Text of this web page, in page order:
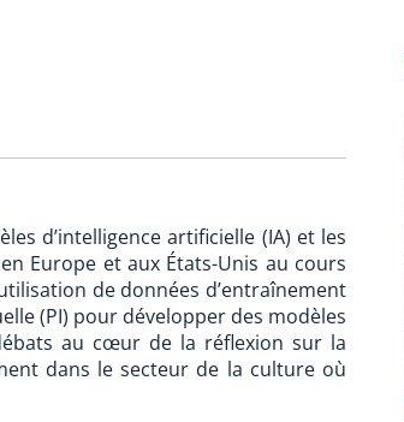
d’intelligence artificielle (IA) et les
Europe et aux États-Unis au cours
de données d’entraînement
(PI) pour développer des modèles
au cœur de la réflexion sur la
dans le secteur de la culture où